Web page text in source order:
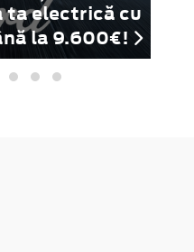
ta electrică cu
la 9.600€!